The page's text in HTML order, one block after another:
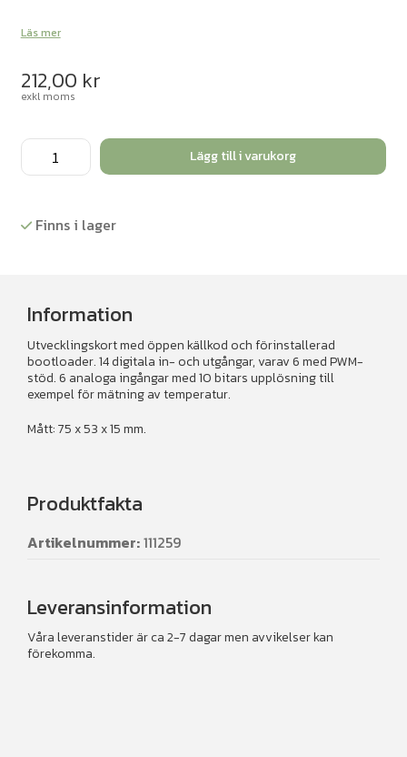
Läs mer
212,00 kr
exkl moms
Arduino
UNO
Lägg till i varukorg
Finns i lager
Information
Utvecklingskort med öppen källkod och förinstallerad
bootloader. 14 digitala in- och utgångar, varav 6 med PWM-
stöd. 6 analoga ingångar med 10 bitars upplösning till
exempel för mätning av temperatur.
Mått: 75 x 53 x 15 mm.
Produktfakta
Artikelnummer:111259
Leveransinformation
Våra leveranstider är ca 2-7 dagar men avvikelser kan
förekomma.